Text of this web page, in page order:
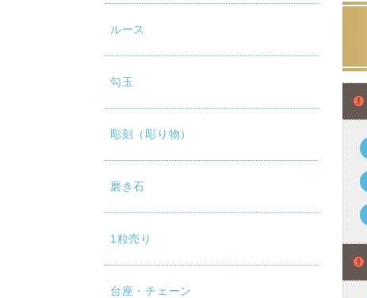
ルース
勾玉
彫刻（彫り物）
磨き石
1粒売り
台座・チェーン